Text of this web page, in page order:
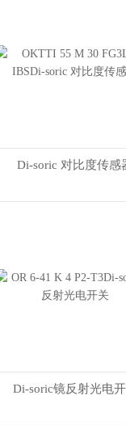
Di-soric 对比度传感
Di-soric镜反射光电